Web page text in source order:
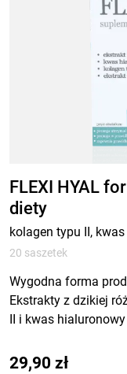
FLEXI HYAL
diety
kolagen typu II,
20 saszetek
Wygodna forma
Ekstrakty z dzikiej
II i kwas hialuronowy
29,90 zł